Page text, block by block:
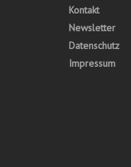
Kontakt
Newsletter
Datenschutz
Impressum